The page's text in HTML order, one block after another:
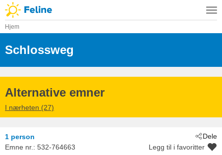
Hjem
Schlossweg
- 8962
- Michaelerberg-Pruggern
Alternative emner
I nærheten (27)
Dele
1 person
Emne nr.: 532-764663 Legg til i favoritter